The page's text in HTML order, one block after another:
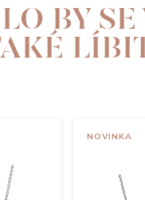
BY SE
NOVINKA